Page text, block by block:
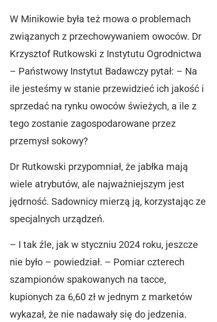
W Minikowie była też mowa o problemach
związanych z przechowywaniem owoców. Dr
Krzysztof Rutkowski z Instytutu Ogrodnictwa
– Państwowy Instytut Badawczy pytał: – Na
ile jesteśmy w stanie przewidzieć ich jakość i
sprzedać na rynku owoców świeżych, a ile z
tego zostanie zagospodarowane przez
przemysł sokowy?
Dr Rutkowski przypomniał, że jabłka mają
wiele atrybutów, ale najważniejszym jest
jędrność. Sadownicy mierzą ją, korzystając ze
specjalnych urządzeń.
– I tak źle, jak w styczniu 2024 roku, jeszcze
nie było – powiedział. – Pomiar czterech
szampionów spakowanych na tacce,
kupionych za 6,60 zł w jednym z marketów
wykazał, że nie nadawały się do jedzenia.